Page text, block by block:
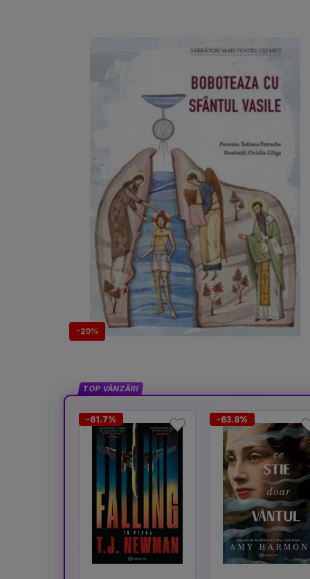
-20%
TOP VÂNZĂRI
-61.7% -63.8%